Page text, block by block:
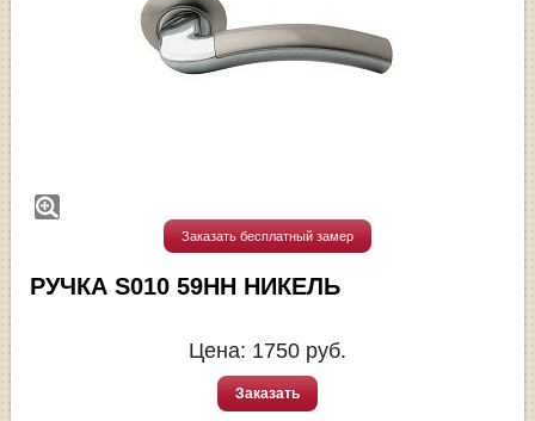
Заказать бесплатный замер
РУЧКА S010 59HH НИКЕЛЬ
Цена: 1750 руб.
Заказать